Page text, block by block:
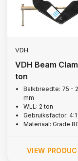
VDH
VDH Beam
ton
Balkbreedte: 75 -
mm
WLL: 2 ton
Gebruiksfactor: 4:1
Materiaal: Grade
VIEW